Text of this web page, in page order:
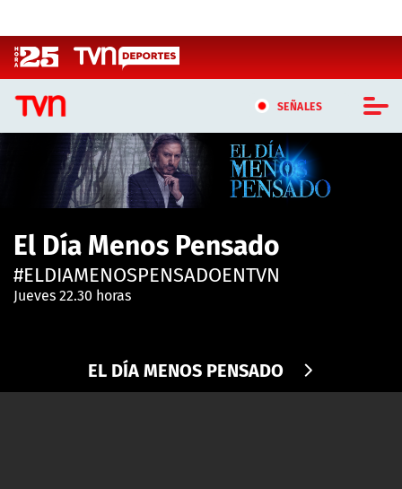
SEÑALES
CASTING MASTERCHEF CHILE
CASTING TVN VERTICAL
TVN VERTICAL
TVN PLAY
TELESERIES
El Día Menos Pensado
#ELDIAMENOSPENSADOENTVN
Jueves 22.30 horas
EL DÍA MENOS PENSADO